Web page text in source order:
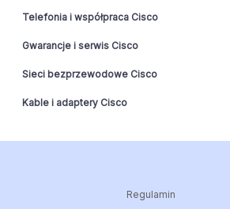
Telefonia i współpraca Cisco
Gwarancje i serwis Cisco
Sieci bezprzewodowe Cisco
Kable i adaptery Cisco
Regulamin